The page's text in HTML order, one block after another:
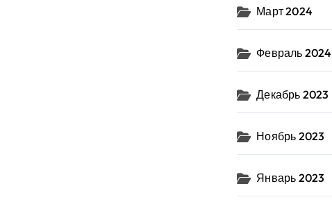
Март 2024
Февраль 2024
Декабрь 2023
Ноябрь 2023
Январь 2023